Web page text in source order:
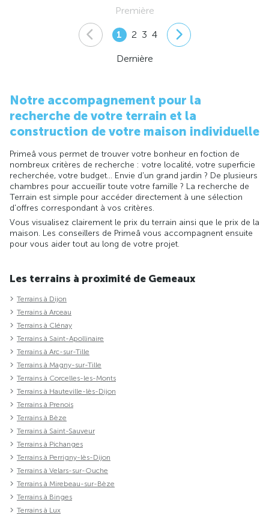
Première
1 2 3 4
Dernière
Notre accompagnement pour la
recherche de votre terrain et la
construction de votre maison individuelle
Primeâ vous permet de trouver votre bonheur en foction de
nombreux critères de recherche : votre localité, votre superficie
recherchée, votre budget... Envie d'un grand jardin ? De plusieurs
chambres pour accueillir toute votre famille ? La recherche de
Terrain est simple pour accéder directement à une sélection
d'offres correspondant à vos critères.
Vous visualisez clairement le prix du terrain ainsi que le prix de la
maison. Les conseillers de Primeâ vous accompagnent ensuite
pour vous aider tout au long de votre projet.
Les terrains à proximité de Gemeaux
Terrains à Dijon
Terrains à Arceau
Terrains à Clénay
Terrains à Saint-Apollinaire
Terrains à Arc-sur-Tille
Terrains à Magny-sur-Tille
Terrains à Corcelles-les-Monts
Terrains à Hauteville-lès-Dijon
Terrains à Prenois
Terrains à Bèze
Terrains à Saint-Sauveur
Terrains à Pichanges
Terrains à Perrigny-lès-Dijon
Terrains à Velars-sur-Ouche
Terrains à Mirebeau-sur-Bèze
Terrains à Binges
Terrains à Lux